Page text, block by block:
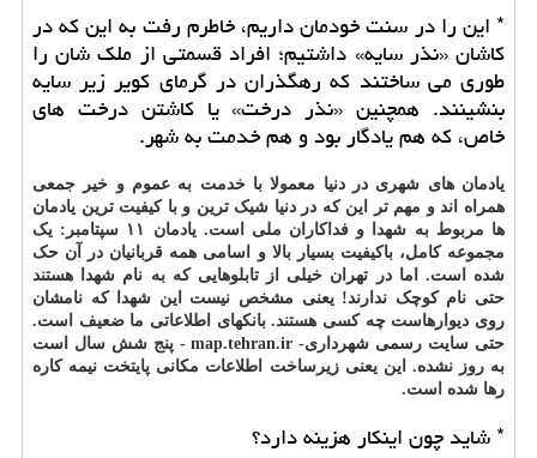
* این را در سنت خودمان داریم، خاطرم رفت به این که در
کاشان «نذر سایه» داشتیم؛ افراد قسمتی از ملک شان را
طوری می ساختند که رهگذران در گرمای کویر زیر سایه
بنشینند. همچنین «نذر درخت» یا کاشتن درخت های
خاص، که هم یادگار بود و هم خدمت به شهر.
یادمان های شهری در دنیا معمولا با خدمت به عموم و خیر جمعی
همراه اند و مهم تر این که در دنیا شیک ترین و با کیفیت ترین یادمان
ها مربوط به شهدا و فداکاران ملی است. یادمان ۱۱ سپتامبر: یک
مجموعه کامل، باکیفیت بسیار بالا و اسامی همه قربانیان در آن حک
شده است. اما در تهران خیلی از تابلوهایی که به نام شهدا هستند
حتی نام کوچک ندارند! یعنی مشخص نیست این شهدا که نامشان
روی دیوارهاست چه کسی هستند. بانکهای اطلاعاتی ما ضعیف است.
حتی سایت رسمی شهرداری- map.tehran.ir - پنج شش سال است
به روز نشده. این یعنی زیرساخت اطلاعات مکانی پایتخت نیمه کاره
رها شده است.
* شاید چون اینکار هزینه دارد؟